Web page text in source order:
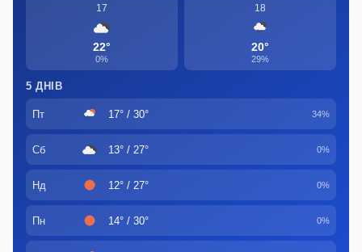
17
22°
0%
18
20°
29%
5 ДНІВ
Пт 17° / 30° 34%
Сб 13° / 27° 0%
Нд 12° / 27° 0%
Пн 14° / 30° 0%